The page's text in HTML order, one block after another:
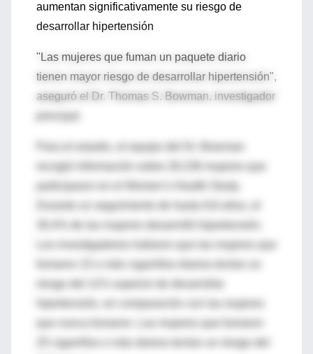
aumentan significativamente su riesgo de
desarrollar hipertensión
"Las mujeres que fuman un paquete diario
tienen mayor riesgo de desarrollar hipertensión",
aseguró el Dr. Thomas S. Bowman, investigador
Para el estudio, el equipo del Dr. Bowman
recogió información sobre 28.236 mujeres que
Durante un seguimiento de hasta 9,8 años, el
Los investigadores hallaron que las mujeres que
fumaron 15 o más cigarrillos diarios tenían un
riesgo del 11% superior de desarrollar
25 cigarrillos o más diarios tenían un riesgo del